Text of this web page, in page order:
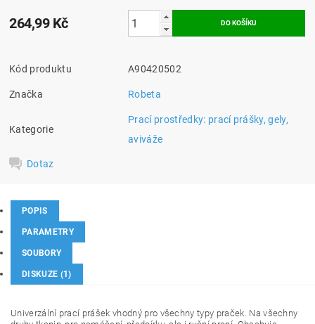
264,99 Kč
Kód produktu A90420502
Značka Robeta
Kategorie
Prací prostředky: prací prášky, gely,
aviváže
Dotaz
POPIS
PARAMETRY
SOUBORY
DISKUZE (1)
Univerzální prací prášek vhodný pro všechny typy praček. Na všechny